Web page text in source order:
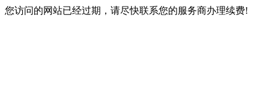
您访问的网站已经过期，请尽快联系您的服务商办理续费!